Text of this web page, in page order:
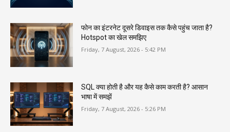
फोन का इंटरनेट दूसरे डिवाइस तक कैसे पहुंच जाता है?
Hotspot का खेल समझिए
Friday, 7 August, 2026 - 5:42 PM
SQL क्या होती है और यह कैसे काम करती है? आसान
भाषा में समझें
Friday, 7 August, 2026 - 5:26 PM